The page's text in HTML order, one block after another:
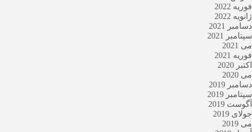
فوریه 2022
ژانویه 2022
دسامبر 2021
سپتامبر 2021
می 2021
فوریه 2021
اکتبر 2020
می 2020
دسامبر 2019
سپتامبر 2019
آگوست 2019
جولای 2019
می 2019